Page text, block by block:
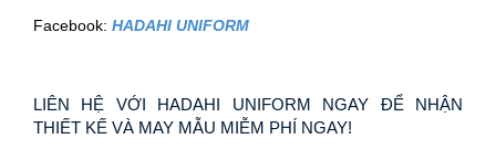
Facebook: HADAHI UNIFORM
LIÊN HỆ VỚI HADAHI UNIFORM NGAY ĐỂ NHẬN
THIẾT KẾ VÀ MAY MẪU MIỄM PHÍ NGAY!